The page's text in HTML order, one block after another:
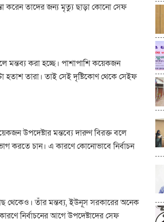
করেন তাদের জন্য মৃত্যু ছাড়া কোনো সেফ
মন্তব্য করা হচ্ছে। পাশাপাশি কয়েকজন
হতাশ তারা। তাই সেই দৃষ্টিকোণ থেকে সেইফ
উপদেষ্টার মন্তব্যে দারুণ বিরক্ত বলে
করতে চান। এ কারণে কোনোভাবে নির্বাচন
থেকেও। তাঁর মন্তব্য, ইউনূস সরকারের অনেক
নির্বাচনের আগে উপদেষ্টাদের সেফ